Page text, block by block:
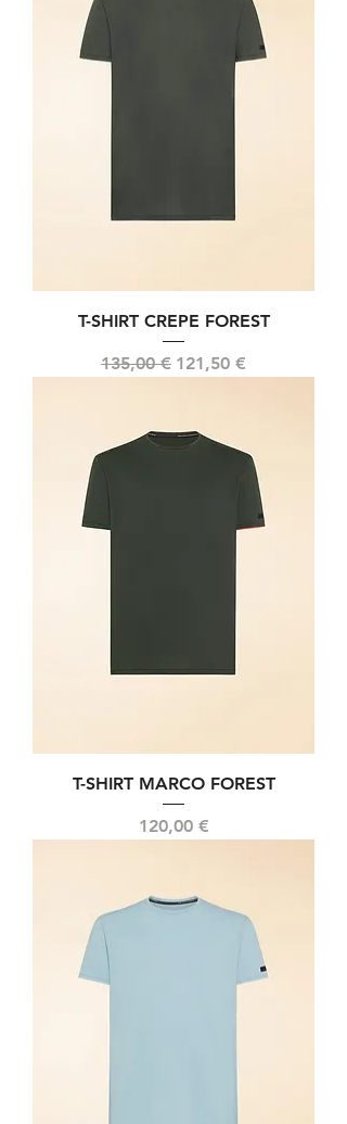
T-SHIRT CREPE FOREST
Prix original
135,00 € Prix promotionnel
121,50 €
T-SHIRT MARCO FOREST
Prix
120,00 €